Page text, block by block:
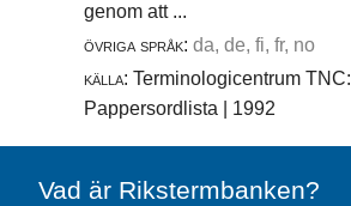
genom att ...
övriga språk: da, de, fi, fr, no
källa: Terminologicentrum TNC:
Pappersordlista | 1992
Vad är Rikstermbanken?